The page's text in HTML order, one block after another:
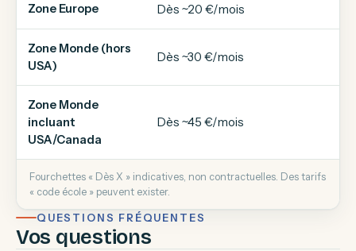
Zone Europe Dès ~20 €/mois
Zone Monde (hors
USA)
Dès ~30 €/mois
Zone Monde
incluant
USA/Canada
Dès ~45 €/mois
Fourchettes « Dès X » indicatives, non contractuelles. Des tarifs
« code école » peuvent exister.
QUESTIONS FRÉQUENTES
Vos questions